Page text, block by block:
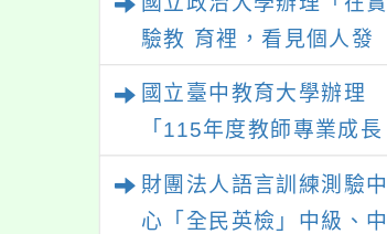
驗教 育裡，看見個人發
展的可能性」
國立臺中教育大學辦理
「115年度教師專業成長
財團法人語言訓練測驗中
心「全民英檢」中級、中